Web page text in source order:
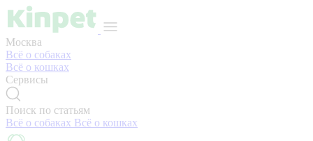
Москва
Всё о собаках
Всё о кошках
Сервисы
Поиск по статьям
Всё о собаках Всё о кошках